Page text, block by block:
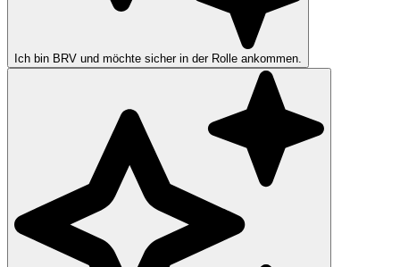
Ich bin BRV und möchte sicher in der Rolle ankommen.